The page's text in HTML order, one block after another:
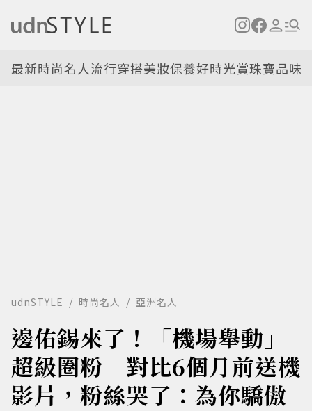
最新時尚名人流行穿搭美妝保養好時光賞珠寶品味
udnSTYLE 時尚名人 亞洲名人
邊佑錫來了！「機場舉動」
超級圈粉 對比6個月前送機
影片，粉絲哭了：為你驕傲